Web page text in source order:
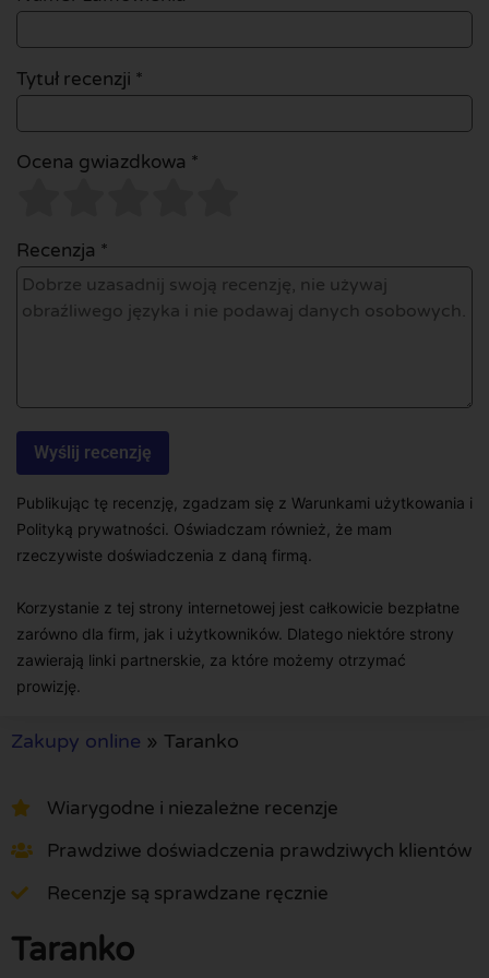
Tytuł recenzji *
Ocena gwiazdkowa *
Recenzja *
Publikując tę recenzję, zgadzam się z Warunkami użytkowania i
Polityką prywatności. Oświadczam również, że mam
rzeczywiste doświadczenia z daną firmą.
Korzystanie z tej strony internetowej jest całkowicie bezpłatne
zarówno dla firm, jak i użytkowników. Dlatego niektóre strony
zawierają linki partnerskie, za które możemy otrzymać
prowizję.
Zakupy online » Taranko
Wiarygodne i niezależne recenzje
Prawdziwe doświadczenia prawdziwych klientów
Recenzje są sprawdzane ręcznie
Taranko